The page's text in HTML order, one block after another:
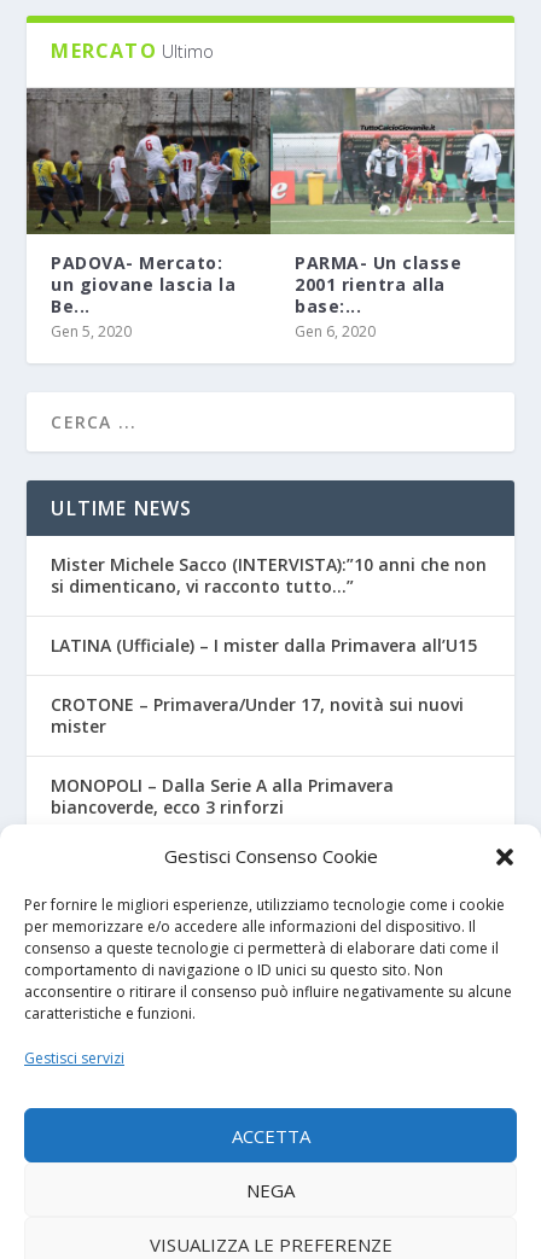
Gestisci Consenso Cookie
Per fornire le migliori esperienze, utilizziamo tecnologie come i cookie
per memorizzare e/o accedere alle informazioni del dispositivo. Il
consenso a queste tecnologie ci permetterà di elaborare dati come il
comportamento di navigazione o ID unici su questo sito. Non
acconsentire o ritirare il consenso può influire negativamente su alcune
caratteristiche e funzioni.
Gestisci servizi
ACCETTA
NEGA
VISUALIZZA LE PREFERENZE
MERCATO Ultimo
PADOVA- Mercato:
un giovane lascia la
Be...
Gen 5, 2020
PARMA- Un classe
2001 rientra alla
base:...
Gen 6, 2020
ULTIME NEWS
Mister Michele Sacco (INTERVISTA):”10 anni che non
si dimenticano, vi racconto tutto…”
LATINA (Ufficiale) – I mister dalla Primavera all’U15
CROTONE – Primavera/Under 17, novità sui nuovi
mister
MONOPOLI – Dalla Serie A alla Primavera
biancoverde, ecco 3 rinforzi
UNDER 18 A-B, ecco il calendario ufficiale
I NOSTRI SPONSOR
Calcio Panchina
Diretta.it